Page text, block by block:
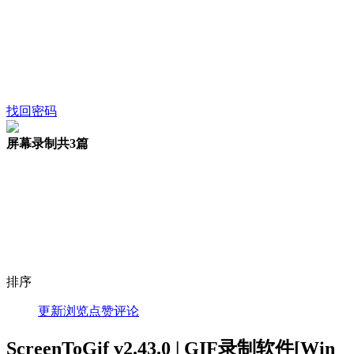
找回密码
屏幕录制共3篇
排序
更新浏览点赞评论
ScreenToGif v2.43.0 | GIF录制软件[Win